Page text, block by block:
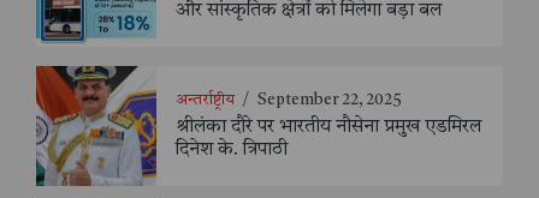
और सांस्कृतिक क्षेत्रों को मिलेगा बड़ा बल
अन्तर्राष्ट्रीय / September 22, 2025
श्रीलंका दौरे पर भारतीय नौसेना प्रमुख एडमिरल
दिनेश के. त्रिपाठी